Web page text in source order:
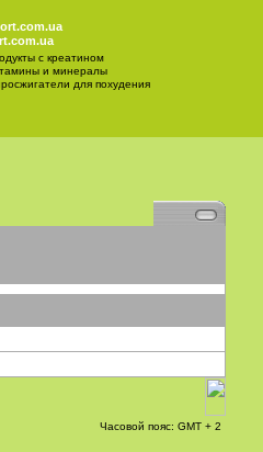
с креатином
и минералы
для похудения
Часовой пояс: GMT + 2